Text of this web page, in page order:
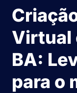
Virtual
BA:
para o